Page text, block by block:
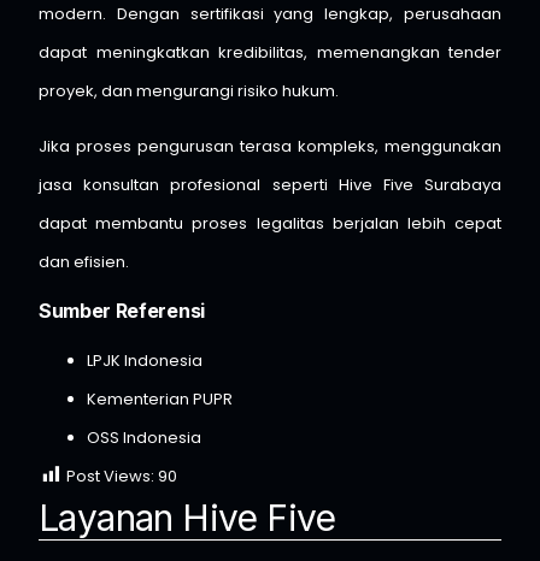
modern. Dengan sertifikasi yang lengkap, perusahaan
dapat meningkatkan kredibilitas, memenangkan tender
proyek, dan mengurangi risiko hukum.
Jika proses pengurusan terasa kompleks, menggunakan
jasa konsultan profesional seperti Hive Five Surabaya
dapat membantu proses legalitas berjalan lebih cepat
dan efisien.
Sumber Referensi
LPJK Indonesia
Kementerian PUPR
OSS Indonesia
Post Views: 90
Layanan Hive Five